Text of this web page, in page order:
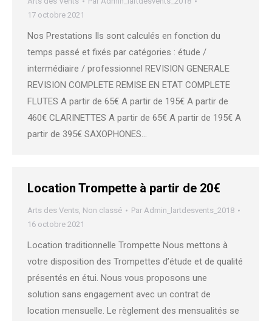
17 octobre 2021
Nos Prestations Ils sont calculés en fonction du
temps passé et fixés par catégories : étude /
intermédiaire / professionnel REVISION GENERALE
REVISION COMPLETE REMISE EN ETAT COMPLETE
FLUTES A partir de 65€ A partir de 195€ A partir de
460€ CLARINETTES A partir de 65€ A partir de 195€ A
partir de 395€ SAXOPHONES…
Location Trompette à partir de 20€
Arts des Vents, Non classé Par Admin_lartdesvents_2018
16 octobre 2021
Location traditionnelle Trompette Nous mettons à
votre disposition des Trompettes d’étude et de qualité
présentés en étui. Nous vous proposons une
solution sans engagement avec un contrat de
location mensuelle. Le règlement des mensualités se